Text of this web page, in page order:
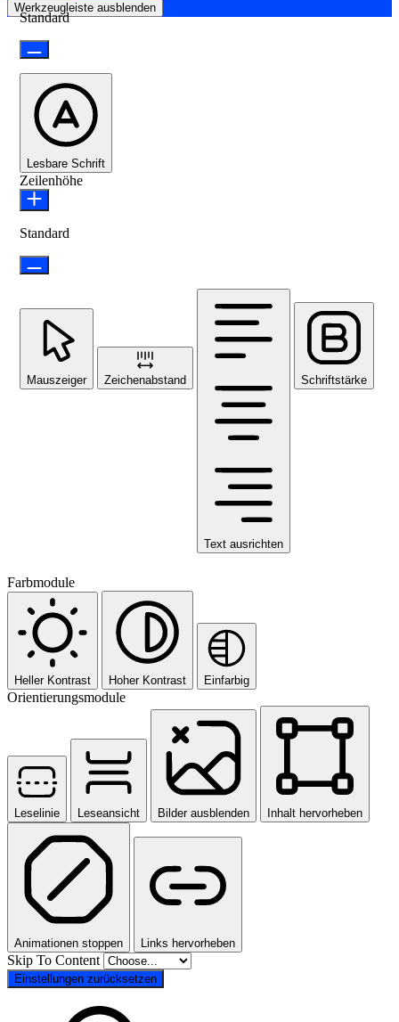
Werkzeugleiste ausblenden
Standard
Lesbare Schrift
Zeilenhöhe
Standard
Mauszeiger Zeichenabstand
Text ausrichten
Schriftstärke
Farbmodule
Heller Kontrast Hoher Kontrast Einfarbig
Orientierungsmodule
Leselinie Leseansicht Bilder ausblenden Inhalt hervorheben
Animationen stoppen Links hervorheben
Skip To Content
Einstellungen zurücksetzen